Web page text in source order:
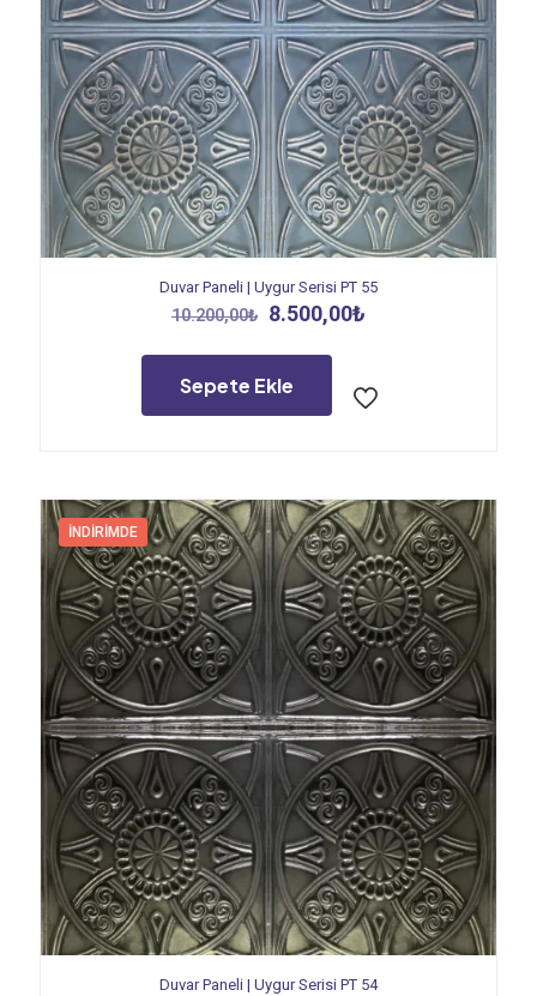
Duvar Paneli | Uygur Serisi PT 55
10.200,00₺ Orijinal
10.200,00₺.
8.500,00₺
Sepete Ekle
İNDIRIMDE
Duvar Paneli | Uygur Serisi PT 54